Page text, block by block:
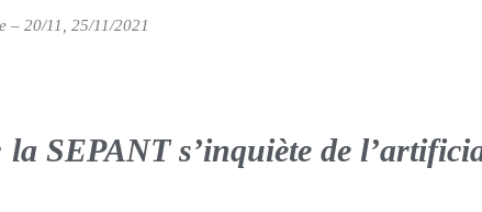
– 20/11, 25/11/2021
SEPANT s’inquiète de